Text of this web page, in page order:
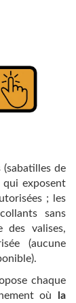
de
qui exposent
; les
sans
des valises,
(aucune
chaque
où
la